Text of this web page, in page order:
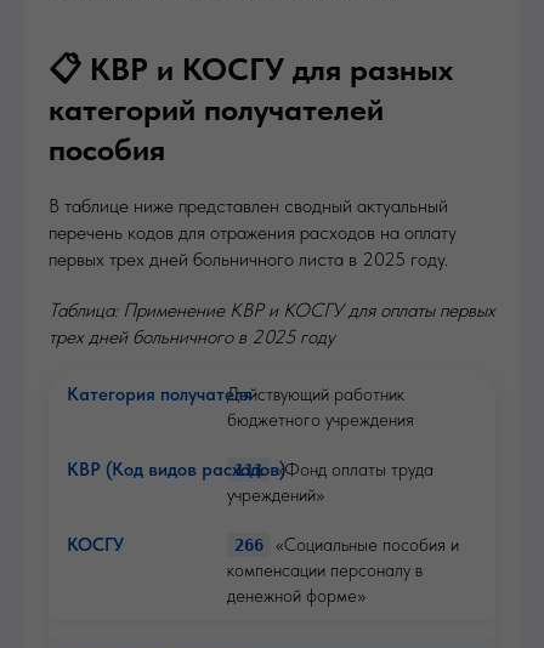
📋 КВР и КОСГУ для разных
категорий получателей
пособия
В таблице ниже представлен сводный актуальный
перечень кодов для отражения расходов на оплату
первых трех дней больничного листа в 2025 году.
Таблица: Применение КВР и КОСГУ для оплаты первых
трех дней больничного в 2025 году
Действующий работник
бюджетного учреждения
111 «Фонд оплаты труда
учреждений»
266
«Социальные пособия и
компенсации персоналу в
денежной форме»